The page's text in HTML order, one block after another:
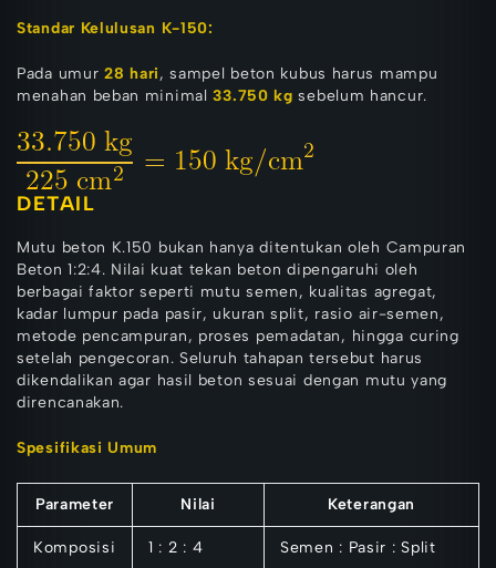
Standar Kelulusan K-150:
Pada umur 28 hari, sampel beton kubus harus mampu
menahan beban minimal33.750 kg sebelum hancur.
DETAIL
Mutu beton K.150 bukan hanya ditentukan oleh Campuran
Beton 1:2:4. Nilai kuat tekan beton dipengaruhi oleh
berbagai faktor seperti mutu semen, kualitas agregat,
kadar lumpur pada pasir, ukuran split, rasio air-semen,
metode pencampuran, proses pemadatan, hingga curing
setelah pengecoran. Seluruh tahapan tersebut harus
dikendalikan agar hasil beton sesuai dengan mutu yang
direncanakan.
Spesifikasi Umum
Parameter Nilai Keterangan
Komposisi 1 : 2 : 4 Semen : Pasir : Split